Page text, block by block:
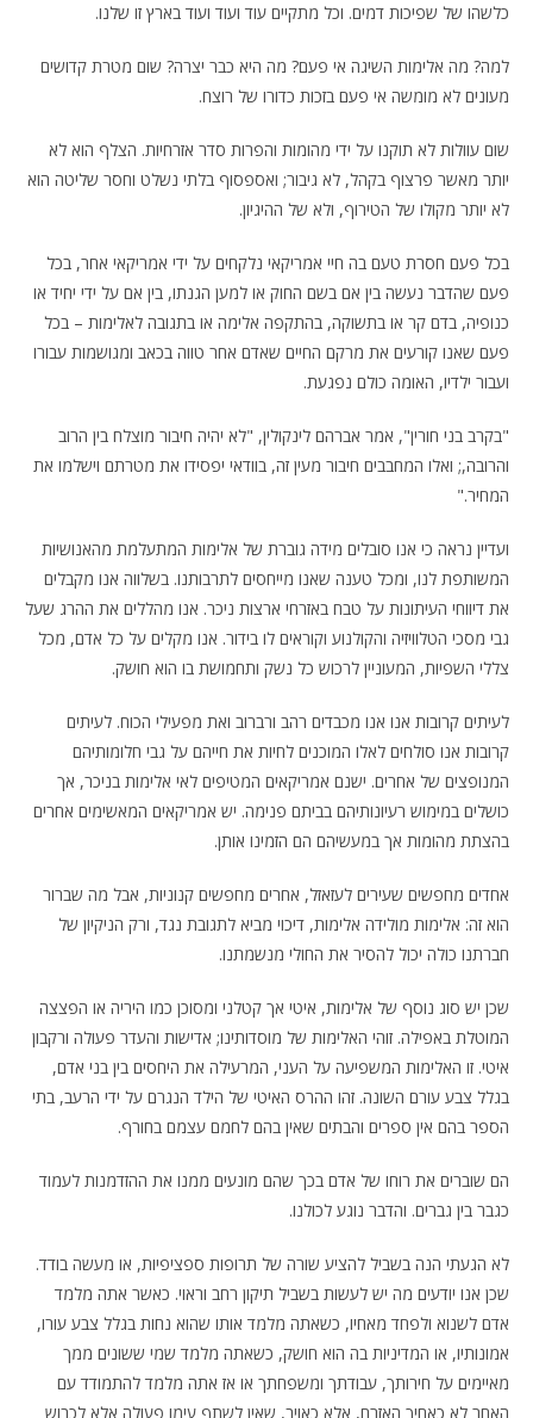
כלשהו של שפיכות דמים. וכל מתקיים עוד ועוד ועוד בארץ זו שלנו.
למה? מה אלימות השיגה אי פעם? מה היא כבר יצרה? שום מטרת קדושים
מעונים לא מומשה אי פעם בזכות כדורו של רוצח.
שום עוולות לא תוקנו על ידי מהומות והפרות סדר אזרחיות. הצלף הוא לא
יותר מאשר פרצוף בקהל, לא גיבור; ואספסוף בלתי נשלט וחסר שליטה הוא
לא יותר מקולו של הטירוף, ולא של ההיגיון.
בכל פעם חסרת טעם בה חיי אמריקאי נלקחים על ידי אמריקאי אחר, בכל
פעם שהדבר נעשה בין אם בשם החוק או למען הגנתו, בין אם על ידי יחיד או
כנופיה, בדם קר או בתשוקה, בהתקפה אלימה או בתגובה לאלימות – בכל
פעם שאנו קורעים את מרקם החיים שאדם אחר טווה בכאב ומגושמות עבורו
ועבור ילדיו, האומה כולם נפגעת.
"בקרב בני חורין", אמר אברהם לינקולין, "לא יהיה חיבור מוצלח בין הרוב
והרובה,; ואלו המחבבים חיבור מעין זה, בוודאי יפסידו את מטרתם וישלמו את
המחיר."
ועדיין נראה כי אנו סובלים מידה גוברת של אלימות המתעלמת מהאנושיות
המשותפת לנו, ומכל טענה שאנו מייחסים לתרבותנו. בשלווה אנו מקבלים
את דיווחי העיתונות על טבח באזרחי ארצות ניכר. אנו מהללים את ההרג שעל
גבי מסכי הטלוויזיה והקולנוע וקוראים לו בידור. אנו מקלים על כל אדם, מכל
צללי השפיות, המעוניין לרכוש כל נשק ותחמושת בו הוא חושק.
לעיתים קרובות אנו אנו מכבדים רהב ורברוב ואת מפעילי הכוח. לעיתים
קרובות אנו סולחים לאלו המוכנים לחיות את חייהם על גבי חלומותיהם
המנופצים של אחרים. ישנם אמריקאים המטיפים לאי אלימות בניכר, אך
כושלים במימוש רעיונותיהם בביתם פנימה. יש אמריקאים המאשימים אחרים
בהצתת מהומות אך במעשיהם הם הזמינו אותן.
אחדים מחפשים שעירים לעזאזל, אחרים מחפשים קנוניות, אבל מה שברור
הוא זה: אלימות מולידה אלימות, דיכוי מביא לתגובת נגד, ורק הניקיון של
חברתנו כולה יכול להסיר את החולי מנשמתנו.
שכן יש סוג נוסף של אלימות, איטי אך קטלני ומסוכן כמו היריה או הפצצה
המוטלת באפילה. זוהי האלימות של מוסדותינו; אדישות והעדר פעולה ורקבון
איטי. זו האלימות המשפיעה על העני, המרעילה את היחסים בין בני אדם,
בגלל צבע עורם השונה. זהו ההרס האיטי של הילד הנגרם על ידי הרעב, בתי
הספר בהם אין ספרים והבתים שאין בהם לחמם עצמם בחורף.
הם שוברים את רוחו של אדם בכך שהם מונעים ממנו את ההזדמנות לעמוד
כגבר בין גברים. והדבר נוגע לכולנו.
לא הגעתי הנה בשביל להציע שורה של תרופות ספציפיות, או מעשה בודד.
שכן אנו יודעים מה יש לעשות בשביל תיקון רחב וראוי. כאשר אתה מלמד
אדם לשנוא ולפחד מאחיו, כשאתה מלמד אותו שהוא נחות בגלל צבע עורו,
אמונותיו, או המדיניות בה הוא חושק, כשאתה מלמד שמי ששונים ממך
מאיימים על חירותך, עבודתך ומשפחתך או אז אתה מלמד להתמודד עם
האחר לא כאחיך האזרח, אלא כאויב, שאין לשתף עימו פעולה אלא לכבוש